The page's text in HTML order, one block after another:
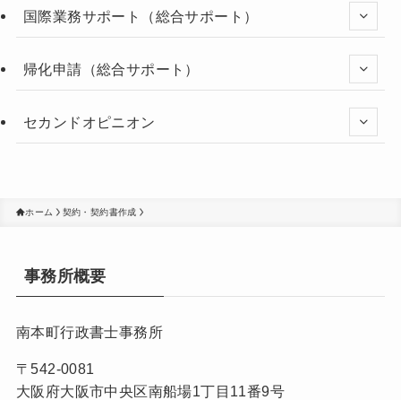
国際業務サポート（総合サポート）
帰化申請（総合サポート）
セカンドオピニオン
ホーム 契約・契約書作成
事務所概要
南本町行政書士事務所
〒542-0081
大阪府大阪市中央区南船場1丁目11番9号